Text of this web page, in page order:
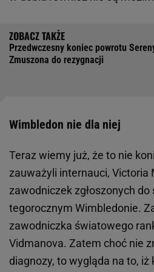
Przedwczesny koniec powrotu
Zmuszona do rezygnacji
Wimbledon nie dla niej
Teraz wiemy już, że to nie
zauważyli internauci, Victoria
zawodniczek zgłoszonych
tegorocznym Wimbledonie.
zawodniczka światowego
Vidmanova. Zatem choć nie
diagnozy, to wygląda na to, iż